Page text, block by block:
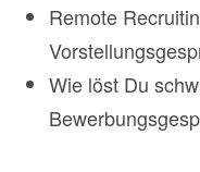
Remote
Wie löst Du